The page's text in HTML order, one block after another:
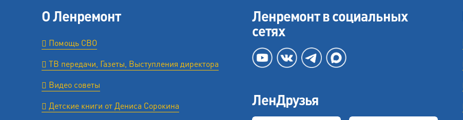
О Ленремонт
Помощь СВО
ТВ передачи, Газеты, Выступления директора
Видео советы
Детские книги от Дениса Сорокина
Ленремонт в социальных
сетях
ЛенДрузья